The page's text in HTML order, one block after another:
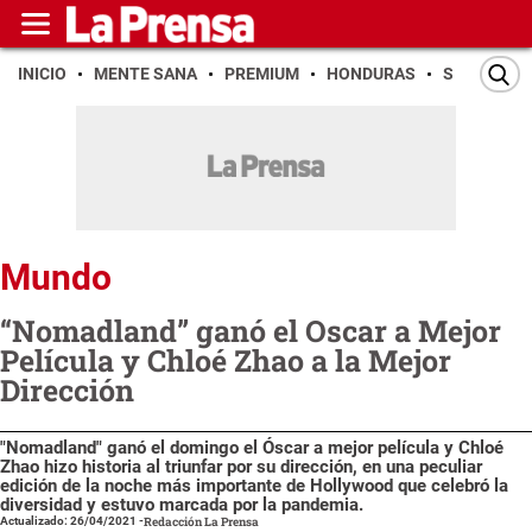
INICIO MENTE SANA PREMIUM HONDURAS SAN PEDRO
Mundo
“Nomadland” ganó el Oscar a Mejor
Película y Chloé Zhao a la Mejor
Dirección
"Nomadland" ganó el domingo el Óscar a mejor película y Chloé
Zhao hizo historia al triunfar por su dirección, en una peculiar
edición de la noche más importante de Hollywood que celebró la
diversidad y estuvo marcada por la pandemia.
Actualizado: 26/04/2021 -Redacción La Prensa